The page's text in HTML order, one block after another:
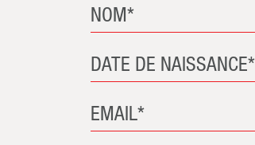
NOM*
DATE DE NAISSANCE*
EMAIL*